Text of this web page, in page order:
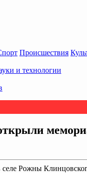
Происшествия
и технологии
селе Рожны